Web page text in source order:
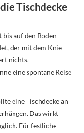
Tischdecke
bis auf den Boden
der mit dem Knie
nichts.
eine spontane Reise
eine Tischdecke an
Das wirkt
Für festliche